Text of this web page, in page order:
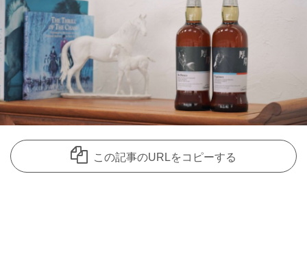
この記事のURLをコピーする